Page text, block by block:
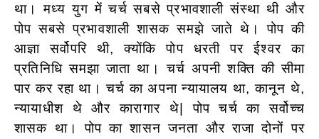
था। मध्य युग में चर्च सबसे प्रभावशाली संस्था थी और
पोप सबसे प्रभावशाली शासक समझे जाते थे। पोप की
आज्ञा सर्वोपरि थी, क्योंकि पोप धरती पर ईश्वर का
प्रतिनिधि समझा जाता था। चर्च अपनी शक्ति की सीमा
पार कर रहा था। चर्च का अपना न्यायालय था, कानून थे,
न्यायाधीश थे और कारागार थे| पोप चर्च का सर्वोच्च
शासक था। पोप का शासन जनता और राजा दोनों पर